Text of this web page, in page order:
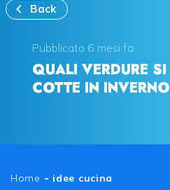
Back
Pubblicato 6 mesi fa
QUALI VERDURE
COTTE IN INVERNO
Home - idee cucina